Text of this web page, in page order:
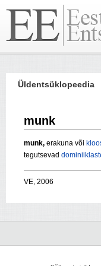
Üldentsüklopeedia
munk
munk, erakuna või
tegutsevad
VE, 2006